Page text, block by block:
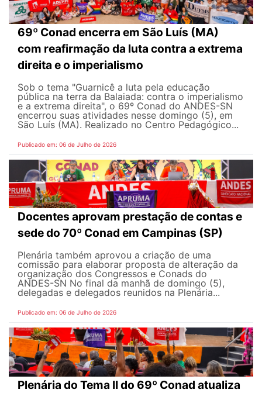
69º Conad encerra em São Luís (MA)
com reafirmação da luta contra a extrema
direita e o imperialismo
Sob o tema "Guarnicê a luta pela educação
pública na terra da Balaiada: contra o imperialismo
e a extrema direita", o 69º Conad do ANDES-SN
encerrou suas atividades nesse domingo (5), em
São Luís (MA). Realizado no Centro Pedagógico...
Publicado em: 06 de Julho de 2026
Docentes aprovam prestação de contas e
sede do 70º Conad em Campinas (SP)
Plenária também aprovou a criação de uma
comissão para elaborar proposta de alteração da
organização dos Congressos e Conads do
ANDES-SN No final da manhã de domingo (5),
delegadas e delegados reunidos na Plenária...
Publicado em: 06 de Julho de 2026
Plenária do Tema II do 69º Conad atualiza